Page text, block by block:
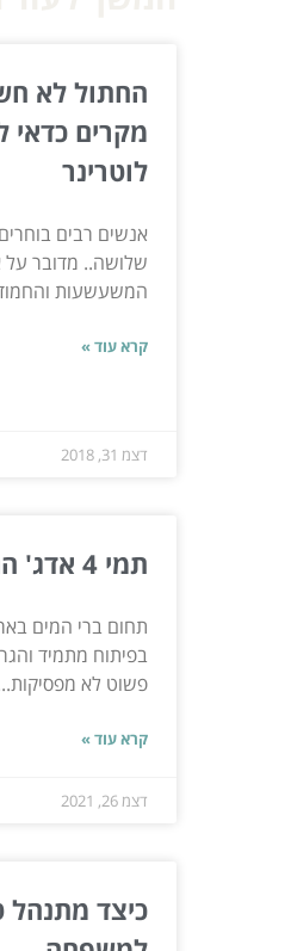
החתול לא
מקרים כדאי
לוטרינר
אנשים רבים
שלושה.. מדובר על
המשעשעות
קרא עוד »
דצמ 31, 2018
תמי 4 אדג' החדש – שווה שדרוג?
תחום ברי המים
בפיתוח מתמיד
פשוט לא
קרא עוד »
דצמ 26, 2021
כיצד מתנהל